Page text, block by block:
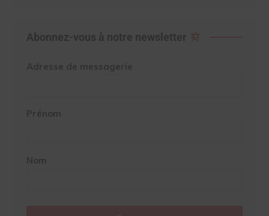
Abonnez-vous à notre newsletter
Adresse de messagerie
Prénom
Nom